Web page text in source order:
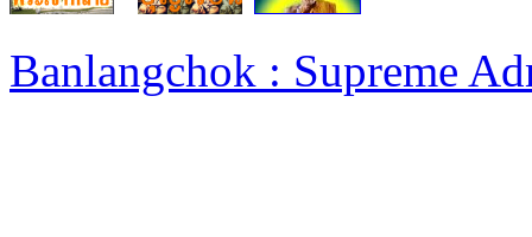
Banlangchok : Supreme